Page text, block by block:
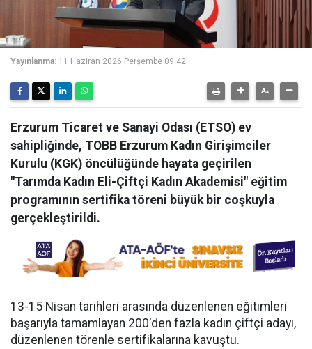
Yayınlanma: 11 Haziran 2026 Perşembe 09:42
Erzurum Ticaret ve Sanayi Odası (ETSO) ev
sahipliğinde, TOBB Erzurum Kadın Girişimciler
Kurulu (KGK) öncülüğünde hayata geçirilen
"Tarımda Kadın Eli-Çiftçi Kadın Akademisi" eğitim
programının sertifika töreni büyük bir coşkuyla
gerçekleştirildi.
13-15 Nisan tarihleri arasında düzenlenen eğitimleri
başarıyla tamamlayan 200'den fazla kadın çiftçi adayı,
düzenlenen törenle sertifikalarına kavuştu.